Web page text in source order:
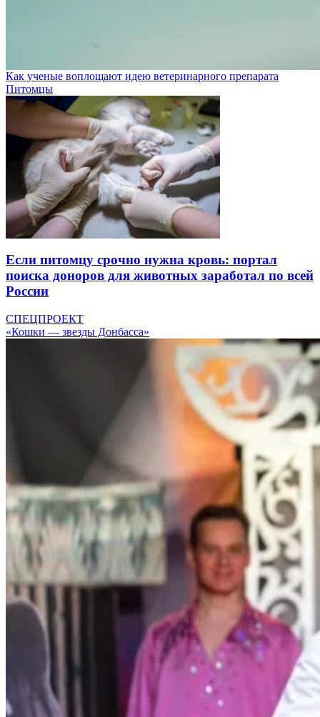
Как ученые воплощают идею ветеринарного препарата
Питомцы
Если питомцу срочно нужна кровь: портал
поиска доноров для животных заработал по всей
России
СПЕЦПРОЕКТ
«Кошки — звезды Донбасса»